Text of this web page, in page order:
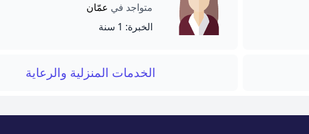
متواجد في عمّان
الخبرة: 1 سنة
الخدمات المنزلية والرعاية